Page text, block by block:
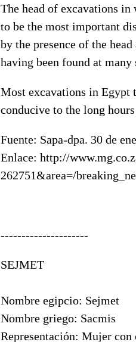
The head of excavations
to be the most important
by the presence of the
having been found at many
Most excavations in Egypt
conducive to the long
Fuente: Sapa-dpa. 30 de
Enlace: http://
262751&area=/
---------------------
SEJMET
Nombre egipcio: Sejmet
Nombre griego: Sacmis
Representación: Mujer con